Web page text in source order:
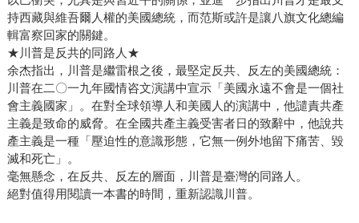
持西藏與維吾爾人權的美國總統，而范斯或許是讓八旗文化總編
輯富察回家的關鍵。
★川普是反共的同路人★
余杰指出，川普是繼雷根之後，最堅定反共、反左的美國總統：
川普在二〇一九年國情咨文演講中宣示「美國永遠不會是一個社
會主義國家」。在對全球領導人和美國人的演講中，他譴責共產
主義是致命的威脅。在全國共產主義受害者日的致辭中，他說共
產主義是一種「壓迫性的意識形態，它無一例外地留下痛苦、毀
滅和死亡」。
毫無懸念，在反共、反左的層面，川普是臺灣的同路人。
絕對值得用閱讀一本書的時間，重新認識川普。